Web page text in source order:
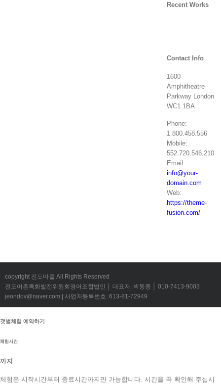
Recent Works
Contact Info
1600
Amphitheatre
Parkway London
WC1 1BA
Phone:
1.800.458.556
Mobile:
552.720.546.210
Email:
info@your-
domain.com
Web:
https://theme-
fusion.com/
copyright 전도마을 All Rights Reserved
전도어촌특화발전위원회영어조합법인 │ 대표자. 박동종 │ 010-7413-9003 |
jeondov@naver.com | 사업자등록번호. 613-81-72949
갯벌체험 예약하기
체험시간
까지
체험은 시작시간부터 종료시간까지만 가능합니다. 시간을 꼭 확인해 주십시